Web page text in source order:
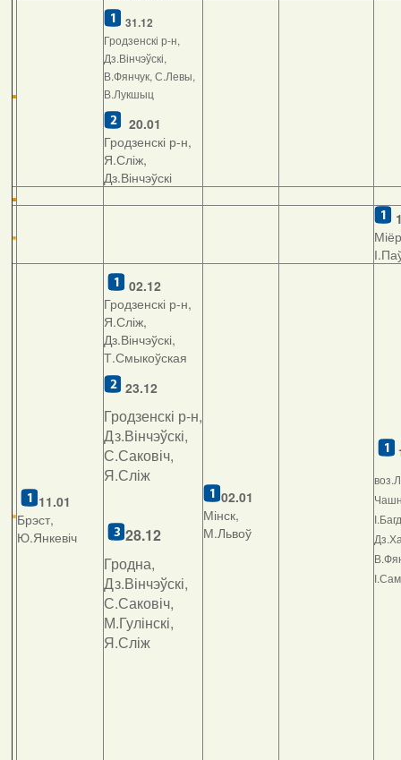
31.12
Гродзенскі р-н,
Дз.Вінчэўскі,
В.Фянчук, С.Левы,
В.Лукшыц
20.01
Гродзенскі р-н,
Я.Сліж,
Дз.Вінчэўскі
11.01
Брэст,
Ю.Янкевіч
02.12
Гродзенскі р-н,
Я.Сліж,
Дз.Вінчэўскі,
Т.Смыкоўская
23.12
Гродзенскі р-н,
Дз.Вінчэўскі,
С.Саковіч,
Я.Сліж
28.12
Гродна,
Дз.Вінчэўскі,
С.Саковіч,
М.Гулінскі,
Я.Сліж
02.01
Мінск,
М.Львоў